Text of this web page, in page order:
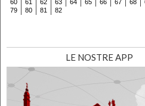
60 61 62 63 64 65 66 67 68
79
80 81
82
LE NOSTRE APP